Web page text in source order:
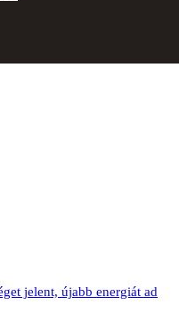
jelent, újabb energiát ad